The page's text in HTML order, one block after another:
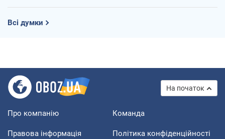
Всі думки
На початок
Про компанію Команда
Правова інформація Політика конфіденційності